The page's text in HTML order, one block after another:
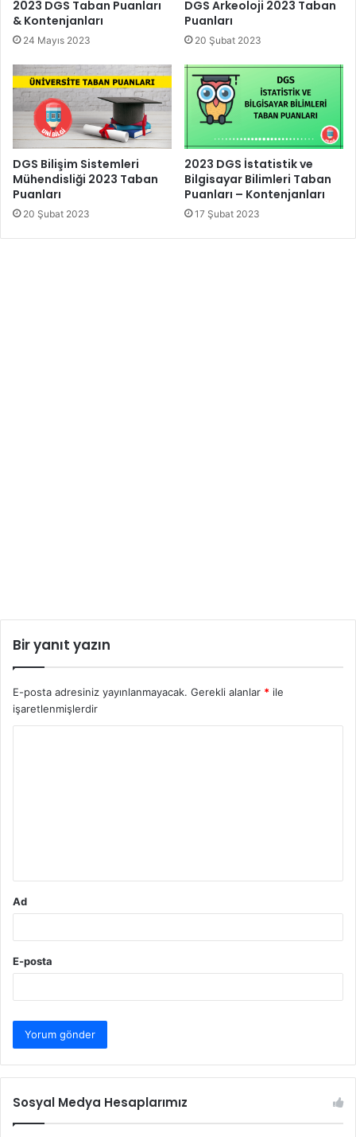
2023 DGS Taban Puanları
& Kontenjanları
24 Mayıs 2023
DGS Arkeoloji 2023 Taban
Puanları
20 Şubat 2023
DGS Bilişim Sistemleri
Mühendisliği 2023 Taban
Puanları
20 Şubat 2023
2023 DGS İstatistik ve
Bilgisayar Bilimleri Taban
Puanları – Kontenjanları
17 Şubat 2023
Bir yanıt yazın
E-posta adresiniz yayınlanmayacak. Gerekli alanlar * ile
işaretlenmişlerdir
Ad
E-posta
Sosyal Medya Hesaplarımız